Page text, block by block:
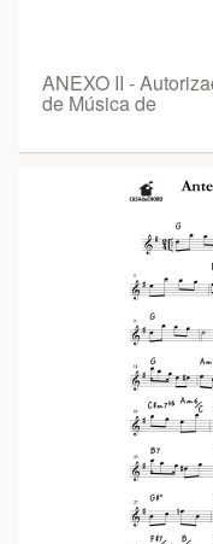
ANEXO II -
de Música de